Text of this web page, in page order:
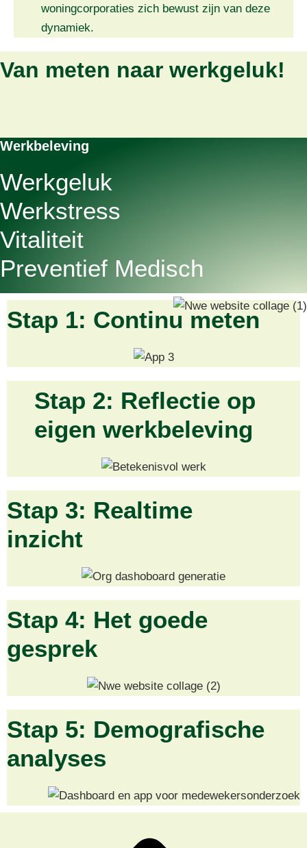
woningcorporaties zich bewust zijn van deze
dynamiek.
Van meten naar werkgeluk!
Werkbeleving
Werkgeluk
Werkstress
Vitaliteit
Preventief Medisch
Stap 1: Continu meten
Stap 2: Reflectie op
eigen werkbeleving
Stap 3: Realtime
inzicht
Stap 4: Het goede
gesprek
Stap 5: Demografische
analyses